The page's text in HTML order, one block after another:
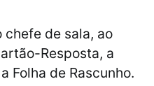
chefe de sala, ao
Resposta, a
Folha de Rascunho.